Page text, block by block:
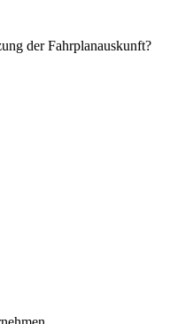
der Fahrplanauskunft?